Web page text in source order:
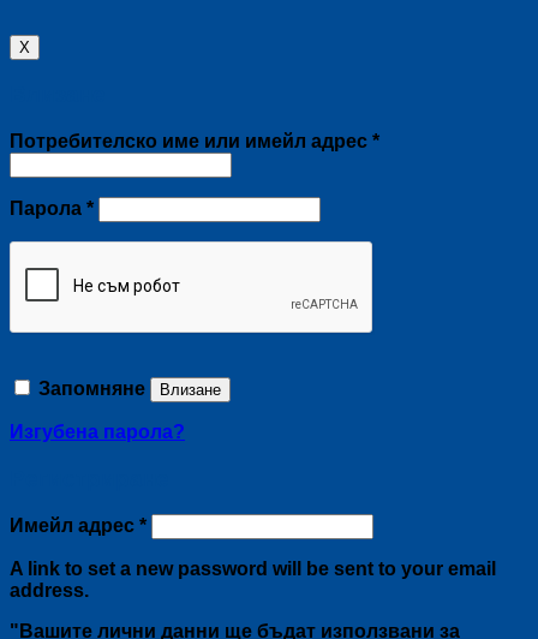
X
Потребителско име или имейл адрес *Задължително
Парола *Задължително
Запомняне Влизане
Изгубена парола?
Имейл адрес *Задължително
A link to set a new password will be sent to your email
address.
"Вашите лични данни ще бъдат използвани за